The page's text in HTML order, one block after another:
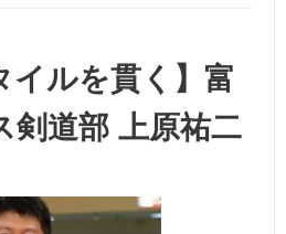
イルを貫く】富
剣道部 上原祐二